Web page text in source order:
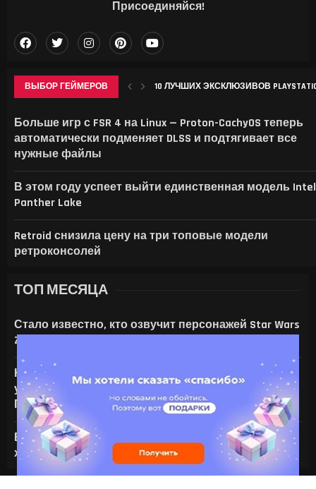
ВЫБОР ГЕЙМЕРОВ 10 ЛУЧШИХ ЭКСКЛЮЗИВОВ
Больше игр с FSR 4 на Linux — Proton-CachyOS теперь
автоматически подменяет DLSS и подтягивает все
нужные файлы
В этом году успеет выйти единственная модель Intel
Panther Lake
Retroid снизила цену на три топовые модели
ретроконсолей
Присоединяйся!
ТОП МЕСЯЦА
Стало известно, кто озвучит персонажей Star Wars
Zero Company
На что только не идут ради ИИ — энтузиаст
установил серверную NVIDIA Tesla V100 в игровой
ПК с RTX 4080
Все амулеты и кольца в Gothic 1 Remake:
характеристики и способы получения